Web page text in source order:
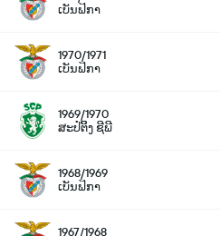
ເບັນຟິກາ
1970/1971
ເບັນຟິກາ
1969/1970
ສະປໍຕິິງ ຊີພີ
1968/1969
ເບັນຟິກາ
1967/1968